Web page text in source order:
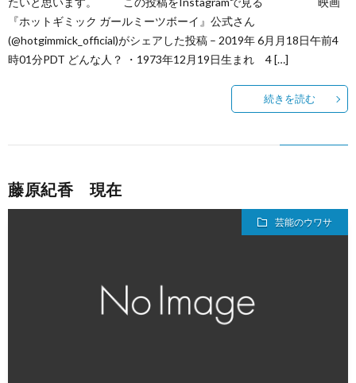
『ホットギミック ガールミーツボーイ』公式さん
(@hotgimmick_official)がシェアした投稿 – 2019年 6月月18日午前4
時01分PDT どんな人？ ・1973年12月19日生まれ 4 […]
続きを読む
藤原紀香 現在
芸能のウワサ